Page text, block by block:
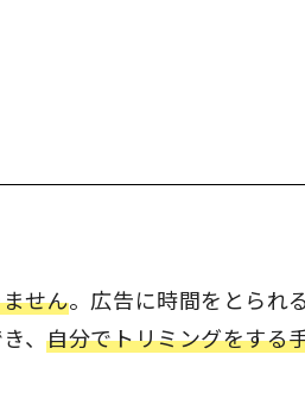
せん。広告に時間をとられ
、自分でトリミングをする